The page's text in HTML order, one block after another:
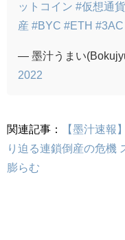
ットコイン #仮想通貨
産 #BYC #ETH #3AC
— 墨汁うまい
2022
関連記事：
【墨汁速報
り迫る連鎖倒産の危機
膨らむ